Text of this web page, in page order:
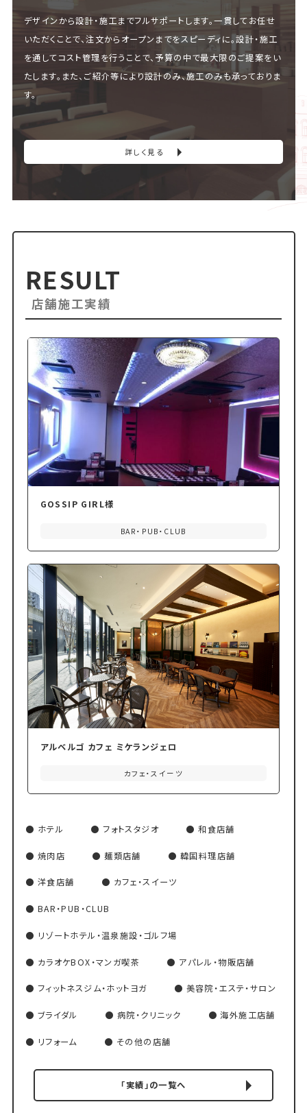
デザインから設計・施工までフルサポートします。一貫してお任せ
いただくことで、注文からオープンまでをスピーディに。設計・施工
を通してコスト管理を行うことで、予算の中で最大限のご提案をい
たします。また、ご紹介等により設計のみ、施工のみも承っておりま
す。
詳しく見る
RESULT
店舗施工実績
GOSSIP GIRL様
BAR・PUB・CLUB
アルベルゴ カフェ ミケランジェロ
カフェ・スイーツ
ホテル フォトスタジオ 和食店舗
焼肉店 麺類店舗 韓国料理店舗
洋食店舗 カフェ・スイーツ
BAR・PUB・CLUB
リゾートホテル・温泉施設・ゴルフ場
カラオケBOX・マンガ喫茶 アパレル・物販店舗
フィットネスジム・ホットヨガ 美容院・エステ・サロン
ブライダル 病院・クリニック 海外施工店舗
リフォーム その他の店舗
「実績」の一覧へ